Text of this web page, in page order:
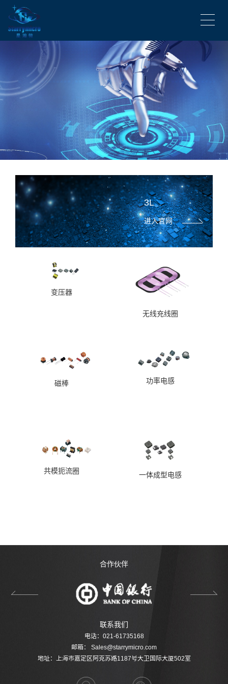
3L
进入官网
变压器
无线充线圈
磁棒 功率电感
共模扼流圈 一体成型电感
合作伙伴
联系我们
电话：021-61735168
邮箱：
Sales@starrymicro.com
地址：上海市嘉定区阿克苏路1187号大卫国际大厦502室